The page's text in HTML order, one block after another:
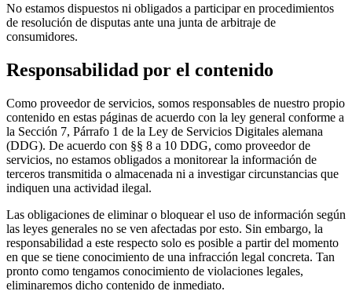
No estamos dispuestos ni obligados a participar en procedimientos
de resolución de disputas ante una junta de arbitraje de
consumidores.
Responsabilidad por el contenido
Como proveedor de servicios, somos responsables de nuestro propio
contenido en estas páginas de acuerdo con la ley general conforme a
la Sección 7, Párrafo 1 de la Ley de Servicios Digitales alemana
(DDG). De acuerdo con §§ 8 a 10 DDG, como proveedor de
servicios, no estamos obligados a monitorear la información de
terceros transmitida o almacenada ni a investigar circunstancias que
indiquen una actividad ilegal.
Las obligaciones de eliminar o bloquear el uso de información según
las leyes generales no se ven afectadas por esto. Sin embargo, la
responsabilidad a este respecto solo es posible a partir del momento
en que se tiene conocimiento de una infracción legal concreta. Tan
pronto como tengamos conocimiento de violaciones legales,
eliminaremos dicho contenido de inmediato.